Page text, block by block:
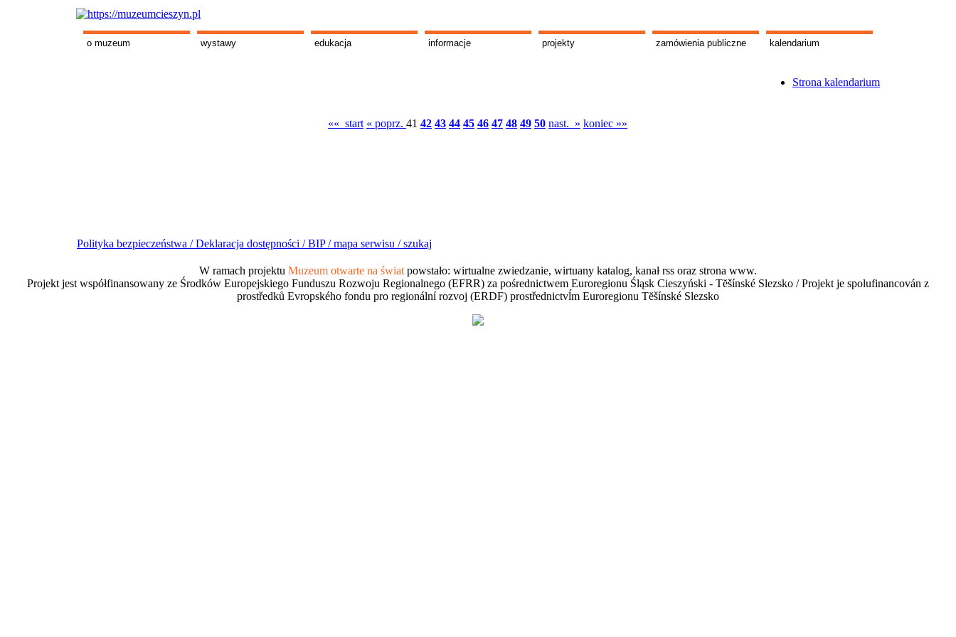
o muzeum wystawy edukacja informacje projekty zamówienia publiczne kalendarium
Strona kalendarium
«« start « poprz. 41 42 43 44 45 46 47 48 49 50 nast. » koniec »»
Polityka bezpieczeństwa /Deklaracja dostępności /BIP /mapa serwisu /szukaj
W ramach projektu Muzeum otwarte na świat powstało: wirtualne zwiedzanie, wirtuany katalog, kanał rss oraz strona www.
Projekt jest współfinansowany ze Środków Europejskiego Funduszu Rozwoju Regionalnego (EFRR) za pośrednictwem Euroregionu Śląsk Cieszyński - Tĕšínské Slezsko / Projekt je spolufinancován z
prostředků Evropského fondu pro regionální rozvoj (ERDF) prostřednictvĺm Euroregionu Tĕšínské Slezsko